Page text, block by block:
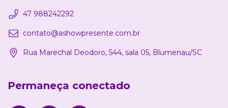
47 988242292
contato@ashowpresente.com.br
Rua Marechal Deodoro, 544, sala 05, Blumenau/SC
Permaneça conectado